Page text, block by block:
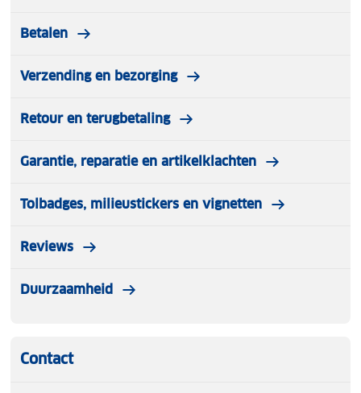
Betalen
Verzending en bezorging
Retour en terugbetaling
Garantie, reparatie en artikelklachten
Tolbadges, milieustickers en vignetten
Reviews
Duurzaamheid
Contact